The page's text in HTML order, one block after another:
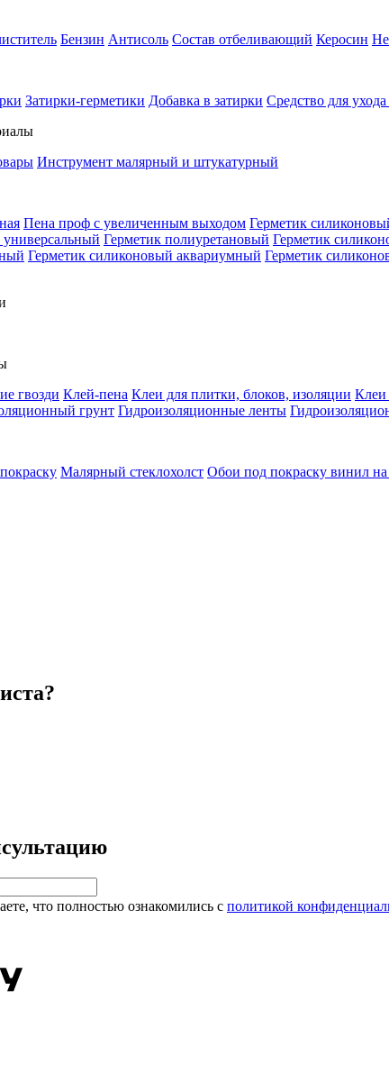
Бензин Антисоль Состав отбеливающий Керосин
Затирки-герметики Добавка в затирки Средство для
Инструмент малярный и штукатурный
Пена проф с увеличенным выходом Герметик
Герметик полиуретановый Герметик
Герметик силиконовый аквариумный Герметик
гвозди Клей-пена Клеи для плитки, блоков, изоляции Клеи
грунт Гидроизоляционные ленты
Малярный стеклохолст Обои под покраску винил
что полностью ознакомились с политикой